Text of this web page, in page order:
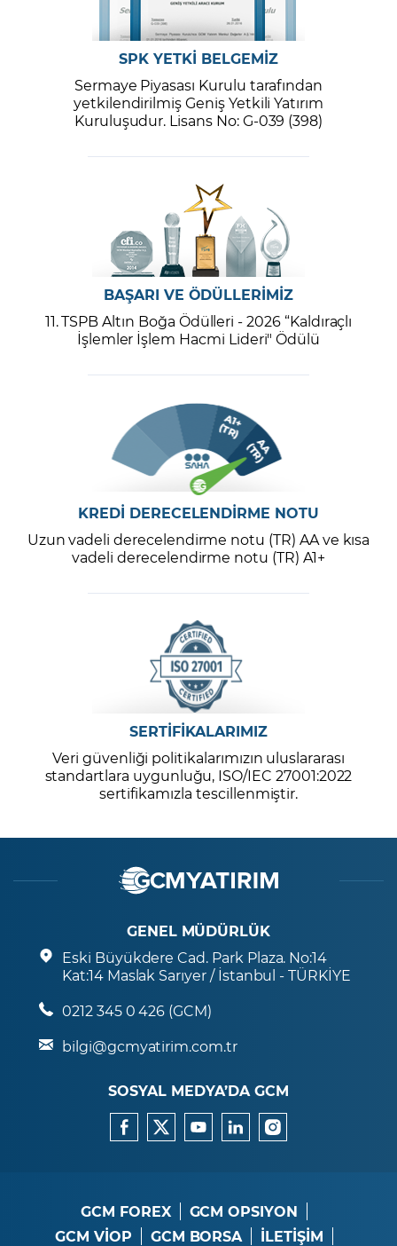
SPK YETKİ BELGEMİZ
Sermaye Piyasası Kurulu tarafından
yetkilendirilmiş Geniş Yetkili Yatırım
Kuruluşudur. Lisans No: G-039 (398)
BAŞARI VE ÖDÜLLERİMİZ
11. TSPB Altın Boğa Ödülleri - 2026 “Kaldıraçlı
İşlemler İşlem Hacmi Lideri" Ödülü
KREDİ DERECELENDİRME NOTU
Uzun vadeli derecelendirme notu (TR) AA ve kısa
vadeli derecelendirme notu (TR) A1+
SERTİFİKALARIMIZ
Veri güvenliği politikalarımızın uluslararası
standartlara uygunluğu, ISO/IEC 27001:2022
sertifikamızla tescillenmiştir.
GENEL MÜDÜRLÜK
Eski Büyükdere Cad. Park Plaza. No:14
Kat:14 Maslak Sarıyer / İstanbul - TÜRKİYE
0212 345 0 426 (GCM)
bilgi@gcmyatirim.com.tr
SOSYAL MEDYA’DA GCM
GCM FOREX
GCM OPSIYON
GCM VİOP
GCM BORSA
İLETİŞİM